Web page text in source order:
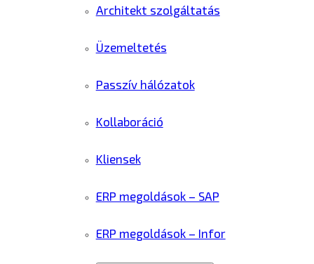
Architekt szolgáltatás
Üzemeltetés
Passzív hálózatok
Kollaboráció
Kliensek
ERP megoldások – SAP
ERP megoldások – Infor